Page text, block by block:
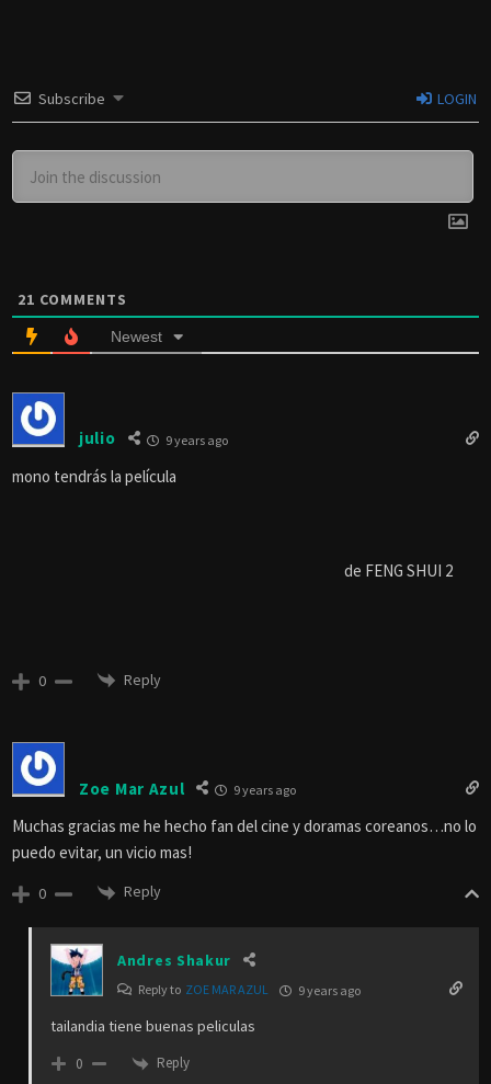
Subscribe LOGIN
21 COMMENTS
Newest
julio 9 years ago
mono tendrás la película